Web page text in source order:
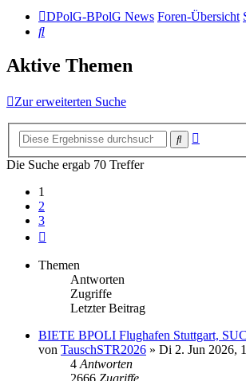
DPolG-BPolG News Foren-Übersicht
Suche
Aktive Themen
Zur erweiterten Suche
Suche
Die Suche ergab 70 Treffer
1
2
3
Themen
Antworten
Zugriffe
Letzter Beitrag
BIETE BPOLI Flughafen Stuttgart,
von TauschSTR2026 » Di 2. Jun 2026,
4 Antworten
2666 Zugriffe